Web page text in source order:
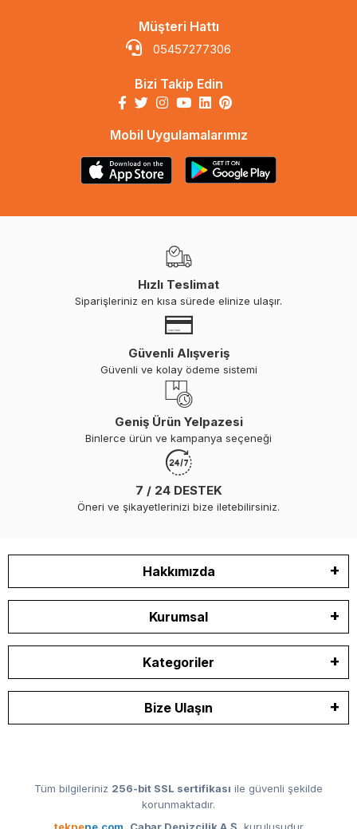
Müşteri Hattı
05457277306
Bizi Takip Edin
Mobil Uygulamalarımız
Hızlı Teslimat
Siparişleriniz en kısa sürede elinize ulaşır.
Güvenli Alışveriş
Güvenli ve kolay ödeme sistemi
Geniş Ürün Yelpazesi
Binlerce ürün ve kampanya seçeneği
7 / 24 DESTEK
Öneri ve şikayetlerinizi bize iletebilirsiniz.
Hakkımızda
Kurumsal
Kategoriler
Bize Ulaşın
Tüm bilgileriniz 256-bit SSL sertifikası ile güvenli şekilde
korunmaktadır.
teknene.com Cabar Denizcilik A.Ş. kuruluşudur.